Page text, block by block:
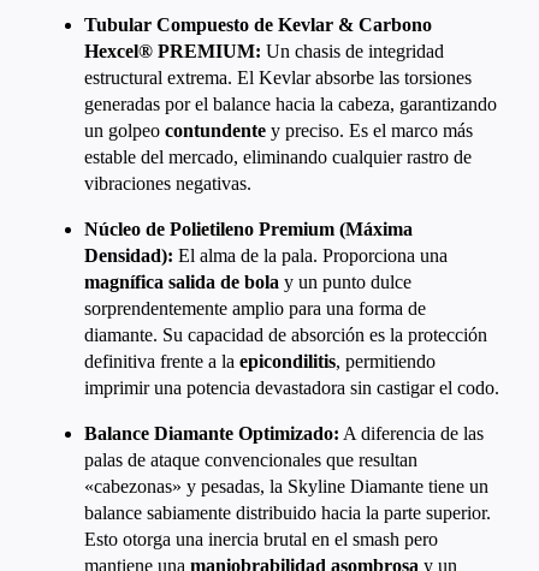
Tubular Compuesto de Kevlar & Carbono
Hexcel® PREMIUM: Un chasis de integridad
estructural extrema. El Kevlar absorbe las torsiones
generadas por el balance hacia la cabeza, garantizando
un golpeo contundentey preciso. Es el marco más
estable del mercado, eliminando cualquier rastro de
vibraciones negativas.
Núcleo de Polietileno Premium (Máxima
Densidad): El alma de la pala. Proporciona una
magnífica salida de bola y un punto dulce
sorprendentemente amplio para una forma de
diamante. Su capacidad de absorción es la protección
definitiva frente a la epicondilitis, permitiendo
imprimir una potencia devastadora sin castigar el codo.
Balance Diamante Optimizado: A diferencia de las
palas de ataque convencionales que resultan
«cabezonas» y pesadas, la Skyline Diamante tiene un
balance sabiamente distribuido hacia la parte superior.
Esto otorga una inercia brutal en el smash pero
mantiene una maniobrabilidad asombrosa y un